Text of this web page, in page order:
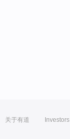
关于有道 Investors